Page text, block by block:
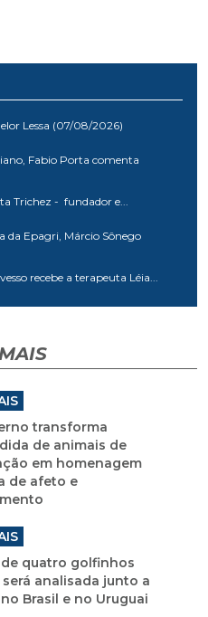
Lessa (07/08/2026)
Fabio Porta comenta
Trichez - fundador e...
da Epagri, Márcio Sônego
recebe a terapeuta Léia...
transforma
de animais de
em homenagem
de afeto e
quatro golfinhos
será analisada junto a
Brasil e no Uruguai